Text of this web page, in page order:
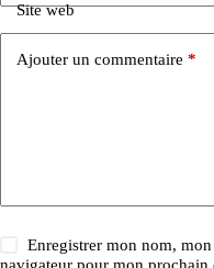
Site web
Ajouter un commentaire *
Enregistrer mon nom,
navigateur pour mon prochain